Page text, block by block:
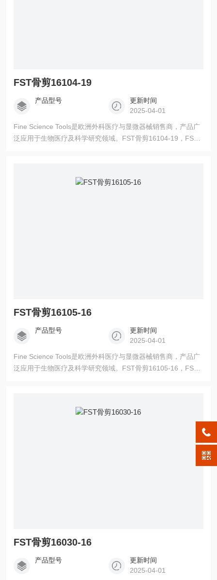
FST骨剪16104-19
产品型号
更新时间
2025-04-01
Fine Science Tools是欧洲外科医疗与显微器械销售商，产品广
泛应用于生物医疗及科学研究领域。FST骨剪16104-19，FST
FST骨剪16105-16
产品型号
更新时间
2025-04-01
Fine Science Tools是欧洲外科医疗与显微器械销售商，产品广
泛应用于生物医疗及科学研究领域。FST骨剪16105-16，FST
FST骨剪16030-16
产品型号
更新时间
2025-04-01